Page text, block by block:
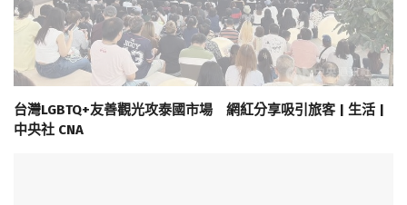
台灣LGBTQ+友善觀光攻泰國市場 網紅分享吸引旅客 | 生活 |
中央社 CNA